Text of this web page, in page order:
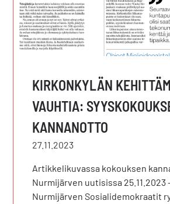
KIRKONKYLÄN
VAUHTIA:
KANNANOTTO
27.11.2023
Artikkelikuvassa kokouksen
Nurmijärven uutisissa
Nurmijärven Sosialidemokraatit